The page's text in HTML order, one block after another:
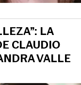
LA
CLAUDIO
VALLE